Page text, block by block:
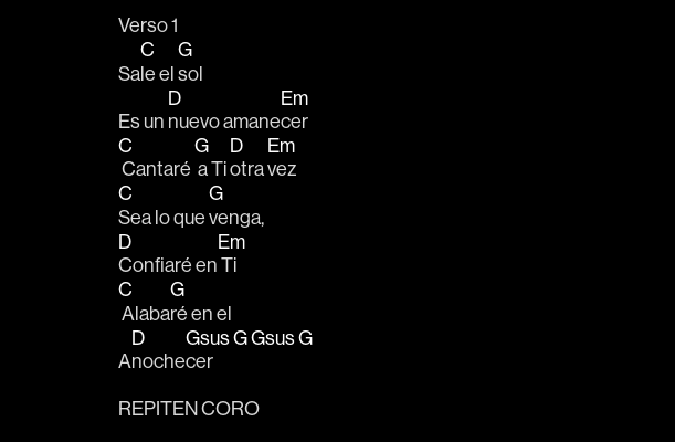
Verso 1
Sa
C
le el
G
sol
Es un
D
nuevo amane
Em
cer
C
Cantaré
G
a Ti
D
otra
Em
vez
C
Sea lo que
G
venga,
D
Confiaré en
Em
Ti
C
Alaba
G
ré en el
A
D
noche
Gsus
cer
GGsusG
REPITEN CORO